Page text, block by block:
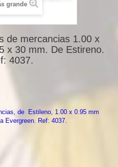
grande
de mercancias 1.00 x
x 30 mm. De Estireno.
4037.
de Estileno, 1.00 x 0.95 mm
Evergreen. Ref: 4037.